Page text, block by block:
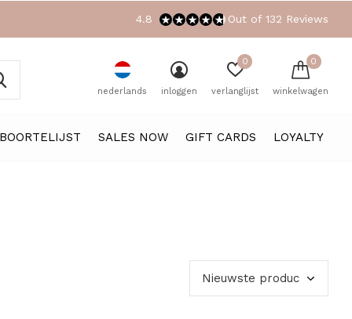
SALES NOW GIFT CARDS LOYALTY
nederlands inloggen verlanglijst
0
winkelwagen
0
4.8 Out of 132 Reviews